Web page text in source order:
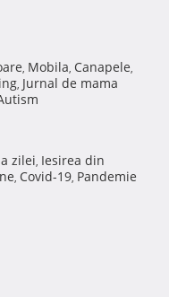
, Mobila, Canapele,
, Jurnal de mama
zilei, Iesirea din
, Covid-19, Pandemie